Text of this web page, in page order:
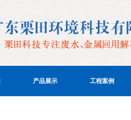
产品展示 工程案例